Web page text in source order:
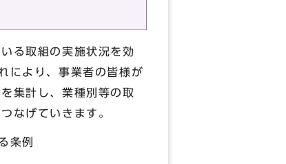
る取組の実施状況を効
により、事業者の皆様が
集計し、業種別等の取
なげていきます。
条例